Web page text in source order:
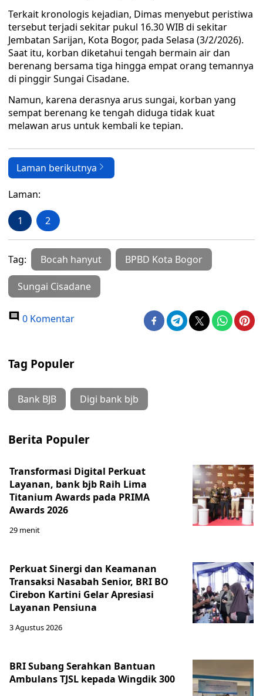
Terkait kronologis kejadian, Dimas menyebut peristiwa
tersebut terjadi sekitar pukul 16.30 WIB di sekitar
Jembatan Sarijan, Kota Bogor, pada Selasa (3/2/2026).
Saat itu, korban diketahui tengah bermain air dan
berenang bersama tiga hingga empat orang temannya
di pinggir Sungai Cisadane.
Namun, karena derasnya arus sungai, korban yang
sempat berenang ke tengah diduga tidak kuat
melawan arus untuk kembali ke tepian.
Laman berikutnya
Laman:
1 2
Tag: Bocah hanyut BPBD Kota Bogor
Sungai Cisadane
0 Komentar
Tag Populer
Bank BJB Digi bank bjb
Berita Populer
Transformasi Digital Perkuat
Layanan, bank bjb Raih Lima
Titanium Awards pada PRIMA
Awards 2026
29 menit
Perkuat Sinergi dan Keamanan
Transaksi Nasabah Senior, BRI BO
Cirebon Kartini Gelar Apresiasi
Layanan Pensiuna
3 Agustus 2026
BRI Subang Serahkan Bantuan
Ambulans TJSL kepada Wingdik 300